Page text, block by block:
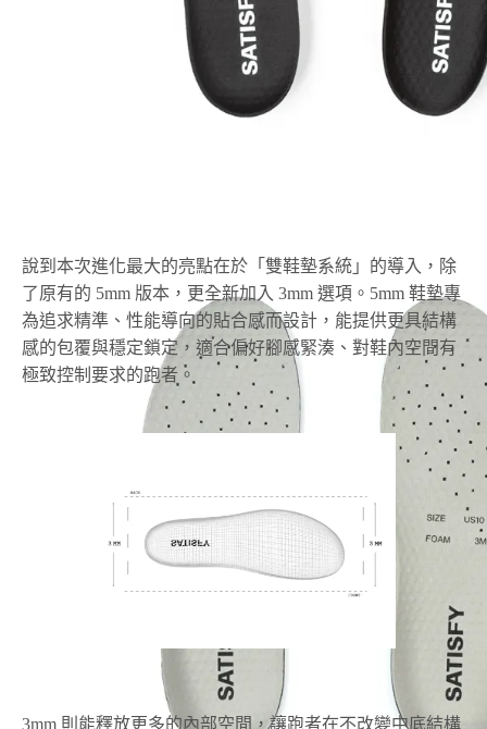
說到本次進化最大的亮點在於「雙鞋墊系統」的導入，除
了原有的 5mm 版本，更全新加入 3mm 選項。5mm 鞋墊專
為追求精準、性能導向的貼合感而設計，能提供更具結構
感的包覆與穩定鎖定，適合偏好腳感緊湊、對鞋內空間有
極致控制要求的跑者。
3mm 則能釋放更多的內部空間，讓跑者在不改變中底結構